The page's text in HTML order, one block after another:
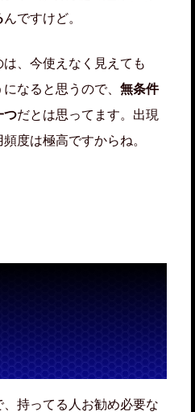
んですけど。
、今使えなく見えても
なると思うので、 無条件
つだとは思ってます。出現
度は極高ですからね。
持ってる人お勧め必要な